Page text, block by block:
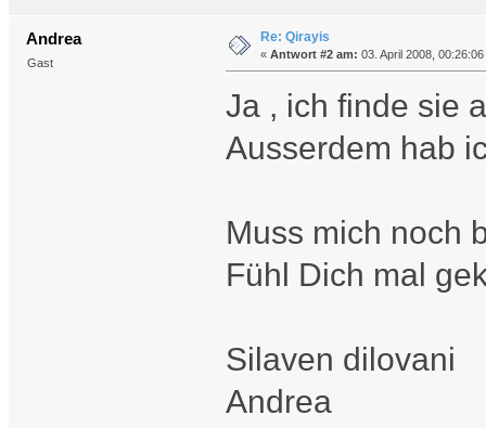
Andrea
Gast
Re: Qirayis
« Antwort #2 am: 03. April 2008, 00:26:06
Ja , ich finde sie
Ausserdem hab
Muss mich noch
Fühl Dich mal
Silaven dilovani
Andrea